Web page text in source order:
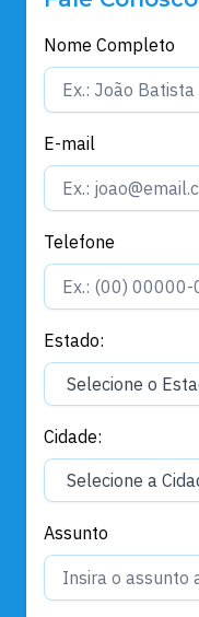
Nome Completo
E-mail
Telefone
Estado:
Cidade:
Assunto